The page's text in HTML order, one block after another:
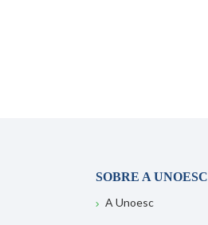
SOBRE A UNOESC
A Unoesc